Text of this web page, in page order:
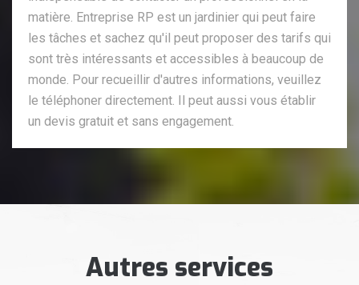
matière. Entreprise RP est un jardinier qui peut faire
les tâches et sachez qu'il peut proposer des tarifs qui
sont très intéressants et accessibles à beaucoup de
monde. Pour recueillir d'autres informations, veuillez
le téléphoner directement. Il peut aussi vous établir
un devis gratuit et sans engagement.
Autres services